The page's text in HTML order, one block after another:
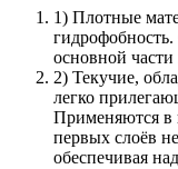
1) Плотные
основной
2) Текучие,
легко
Применяются в
первых слоёв
обеспечивая